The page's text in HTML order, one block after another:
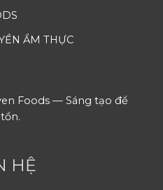
ẨM THỰC
Foods — Sáng tạo để
HỆ